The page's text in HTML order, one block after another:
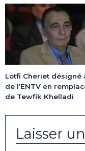
Lotfi Cheriet désigné
de l’ENTV en
de Tewfik Khelladi
Laisser